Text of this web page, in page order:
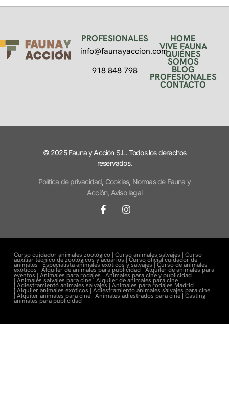
PROFESIONALES
info@faunayaccion.com
918 848 798
HOME
VIVE FAUNA
QUIÉNES
SOMOS
BLOG
PROFESIONALES
CONTACTO
© 2025 Fauna y Acción S.L. Todos los derechos
reservados.
Política de privacidad, Cookies, Normas de Fauna y
Acción, Aviso legal
Curso cuidador animales zoológico | Curso animales salvajes | Curso
auxiliar técnico de zoológicos y acuarios | Curso oficial cuidador de
animales | Especialista animales exóticos y salvajes | Curso de animales
exóticos |Alquiler de animales para publicidad |Alquiler de animales para
eventos |Animales para rodajes | Animales para cine y publicidad
| Animales salvajes para cine | Alquiler de animales para cine
| Adiestramiento animales salvajes | Animales para rodajes Madrid
| Alquiler animales exóticos | Adiestramiento animales salvajes para cine
| Alquiler animales para cine | Animales adiestrados para cine| Casting
animales para publicidad